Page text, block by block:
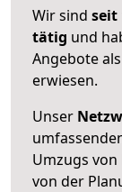
Wir sind seit
tätig und
Angebote
erwiesen.
Unser
Umzugs
von der